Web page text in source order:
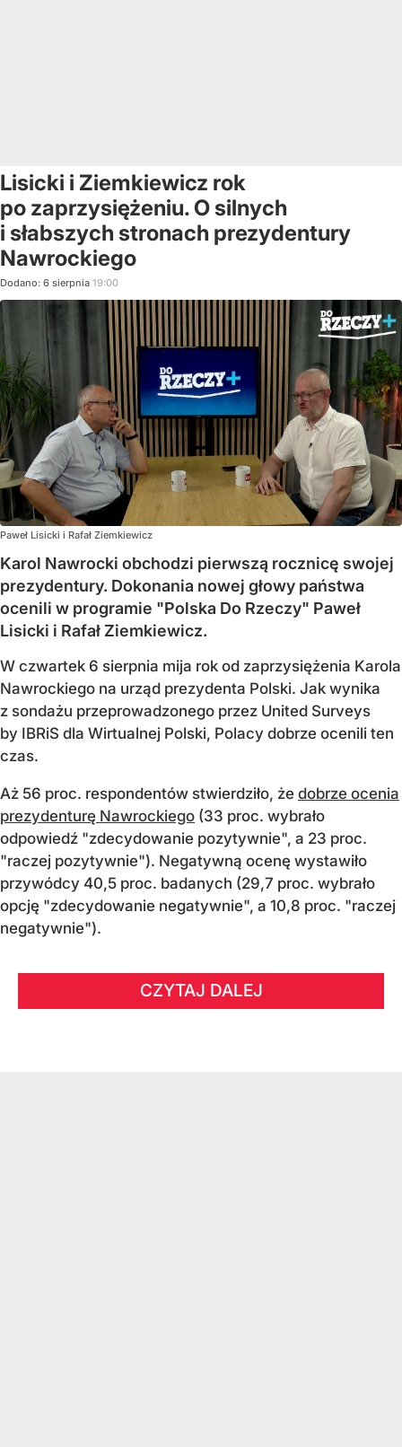
Lisicki i Ziemkiewicz rok
po zaprzysiężeniu. O silnych
i słabszych stronach prezydentury
Nawrockiego
Dodano: 6 sierpnia 19:00
Paweł Lisicki i Rafał Ziemkiewicz
Karol Nawrocki obchodzi pierwszą rocznicę swojej
prezydentury. Dokonania nowej głowy państwa
ocenili w programie "Polska Do Rzeczy" Paweł
Lisicki i Rafał Ziemkiewicz.
W czwartek 6 sierpnia mija rok od zaprzysiężenia Karola
Nawrockiego na urząd prezydenta Polski. Jak wynika
z sondażu przeprowadzonego przez United Surveys
by IBRiS dla Wirtualnej Polski, Polacy dobrze ocenili ten
czas.
Aż 56 proc. respondentów stwierdziło, że dobrze ocenia
prezydenturę Nawrockiego (33 proc. wybrało
odpowiedź "zdecydowanie pozytywnie", a 23 proc.
"raczej pozytywnie"). Negatywną ocenę wystawiło
przywódcy 40,5 proc. badanych (29,7 proc. wybrało
opcję "zdecydowanie negatywnie", a 10,8 proc. "raczej
negatywnie").
CZYTAJ DALEJ